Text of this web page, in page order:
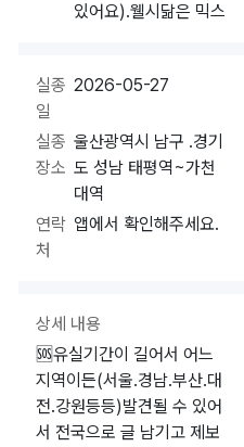
있어요).웰시닮은 믹스
실종
일
2026-05-27
실종
장소
울산광역시 남구 .경기
도 성남 태평역~가천
대역
연락
처
앱에서 확인해주세요.
상세 내용
🆘️유실기간이 길어서 어느
지역이든(서울.경남.부산.대
전.강원등등)발견될 수 있어
서 전국으로 글 남기고 제보